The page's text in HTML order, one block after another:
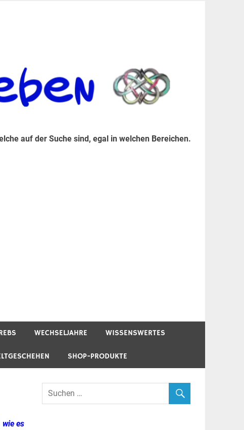
auf der Suche sind, egal in welchen Bereichen.
WECHSELJAHRE WISSENSWERTES
SHOP-PRODUKTE
es